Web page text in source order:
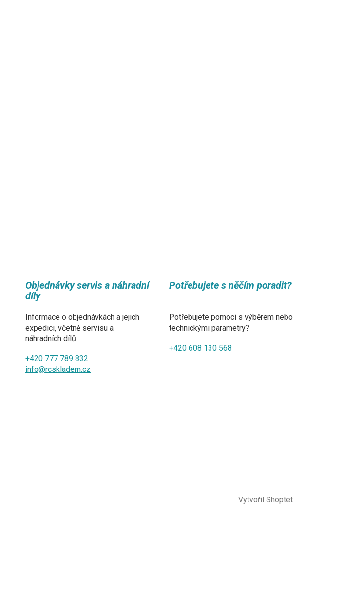
Objednávky servis a náhradní
díly
Informace o objednávkách a jejich
expedici, včetně servisu a
náhradních dílů
+420 777 789 832
info@rcskladem.cz
Potřebujete s něčím poradit?
Potřebujete pomoci s výběrem nebo
technickými parametry?
+420 608 130 568
Vytvořil Shoptet